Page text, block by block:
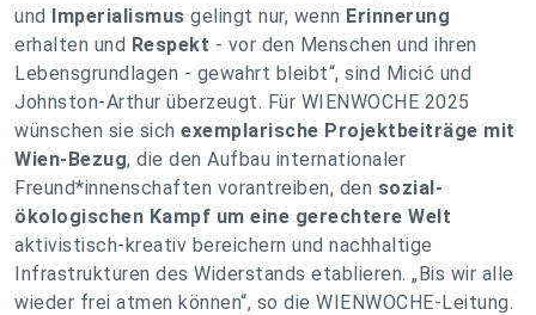
und Imperialismus gelingt nur, wenn Erinnerung
erhalten und Respekt - vor den Menschen und ihren
Lebensgrundlagen - gewahrt bleibt“, sind Micić und
Johnston-Arthur überzeugt. Für WIENWOCHE 2025
wünschen sie sich exemplarische Projektbeiträge mit
Wien-Bezug, die den Aufbau internationaler
Freund*innenschaften vorantreiben, den sozial-
ökologischen Kampf um eine gerechtere Welt
aktivistisch-kreativ bereichern und nachhaltige
Infrastrukturen des Widerstands etablieren. „Bis wir alle
wieder frei atmen können“, so die WIENWOCHE-Leitung.